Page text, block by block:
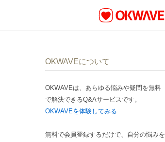
OKWAVEについて
OKWAVEは、あらゆる悩みや疑問を無料
で解決できるQ&Aサービスです。
OKWAVEを体験してみる
無料で会員登録するだけで、自分の悩みを